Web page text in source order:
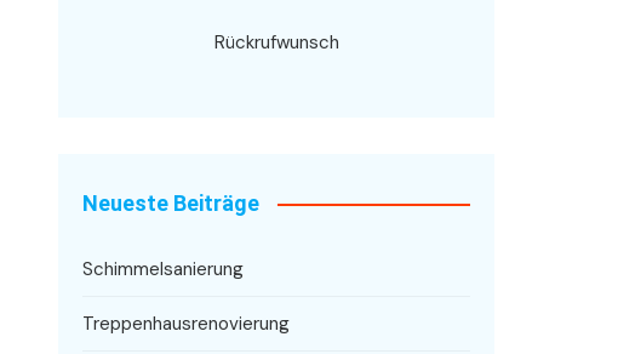
Rückrufwunsch
Neueste Beiträge
Schimmelsanierung
Treppenhausrenovierung